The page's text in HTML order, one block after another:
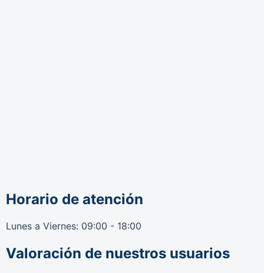
Horario de atención
Lunes a Viernes: 09:00 - 18:00
Valoración de nuestros usuarios